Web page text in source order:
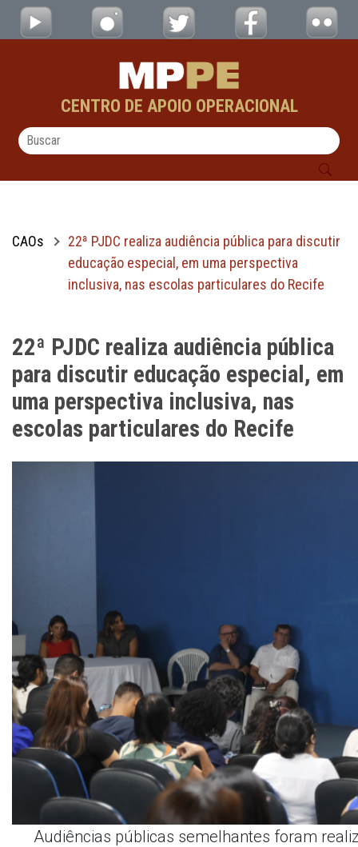
Pular para o Conteúdo principal
22ª PJDC realiza audiência pública para
CENTRO DE APOIO OPERACIONAL
CAOs
22ª PJDC realiza audiência pública para discutir
educação especial, em uma perspectiva
inclusiva, nas escolas particulares do Recife
22ª PJDC realiza audiência pública
para discutir educação especial, em
uma perspectiva inclusiva, nas
escolas particulares do Recife
Audiências públicas semelhantes foram